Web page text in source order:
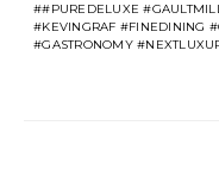
#PUREDELUXE
#KEVINGRAF #FINEDINING
#GASTRONOMY